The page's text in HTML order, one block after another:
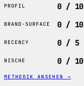
PROFIL 0 / 10
BRAND-SURFACE 0 / 10
RECENCY 0 / 5
NISCHE 0 / 10
METHODIK ANSEHEN →